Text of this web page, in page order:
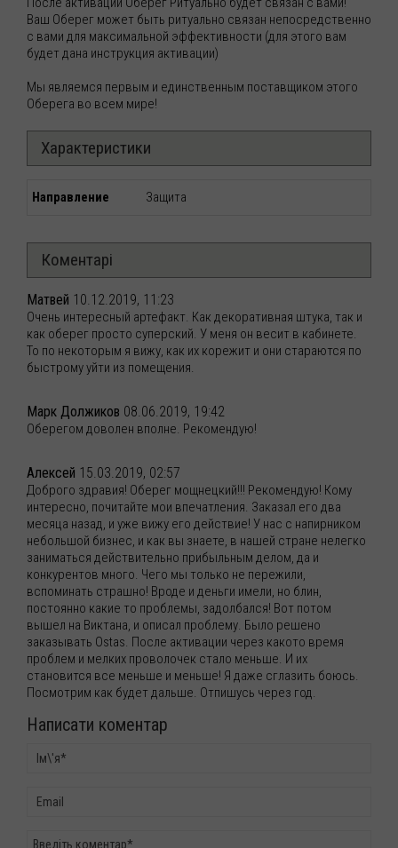
Ваш Оберег может быть ритуально связан непосредственно
с вами для максимальной эффективности (для этого вам
будет дана инструкция активации)
Мы являемся первым и единственным поставщиком этого
Оберега во всем мире!
Характеристики
Направление Защита
Коментарі
Матвей 10.12.2019, 11:23
Очень интересный артефакт. Как декоративная штука, так и
как оберег просто суперский. У меня он весит в кабинете.
То по некоторым я вижу, как их корежит и они стараются по
быстрому уйти из помещения.
Марк Должиков 08.06.2019, 19:42
Оберегом доволен вполне. Рекомендую!
Алексей 15.03.2019, 02:57
Доброго здравия! Оберег мощнецкий!!! Рекомендую! Кому
интересно, почитайте мои впечатления. Заказал его два
месяца назад, и уже вижу его действие! У нас с напирником
небольшой бизнес, и как вы знаете, в нашей стране нелегко
заниматься действительно прибыльным делом, да и
конкурентов много. Чего мы только не пережили,
вспоминать страшно! Вроде и деньги имели, но блин,
постоянно какие то проблемы, задолбался! Вот потом
вышел на Виктана, и описал проблему. Было решено
заказывать Ostas. После активации через какото время
проблем и мелких проволочек стало меньше. И их
становится все меньше и меньше! Я даже сглазить боюсь.
Посмотрим как будет дальше. Отпишусь через год.
Написати коментар